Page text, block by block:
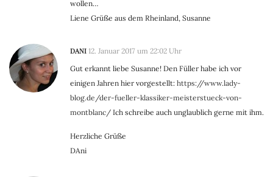
wollen…
Liene Grüße aus dem Rheinland, Susanne
DANI 12. Januar 2017 um 22:02 Uhr
Gut erkannt liebe Susanne! Den Füller habe ich vor
einigen Jahren hier vorgestellt: https://www.lady-
blog.de/der-fueller-klassiker-meisterstueck-von-
montblanc/ Ich schreibe auch unglaublich gerne mit ihm.
Herzliche Grüße
DAni